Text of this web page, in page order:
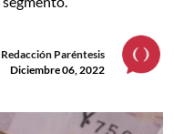
Redacción Paréntesis
Diciembre 06, 2022